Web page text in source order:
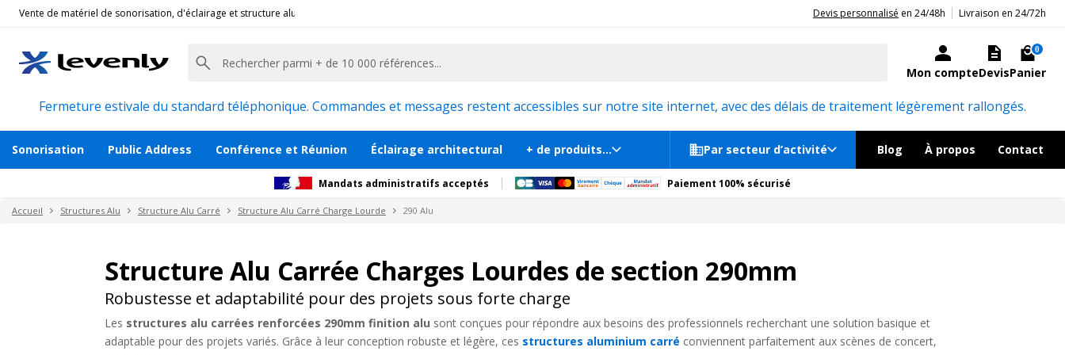
Vente de matériel de sonorisation, d'éclairage et structure alu pour l'évènementiel et la communication, stand exposition, scène, podium et estrade, etc. | 20ans d'expérience aux côtés des professionnels et acteurs publics.
Devis personnalisé en 24/48h Livraison en 24/72h
Mon compteDevisPanier
0
Fermeture estivale du standard téléphonique. Commandes et messages restent accessibles sur notre site internet, avec des délais de traitement légèrement rallongés.
Sonorisation Public Address Conférence et Réunion Éclairage architectural + de produits... Par secteur d’activité Blog À propos Contact
Mandats administratifs acceptés Paiement 100% sécurisé
Accueil Structures Alu Structure Alu Carré Structure Alu Carré Charge Lourde 290 Alu
Structure Alu Carrée Charges Lourdes de section 290mm
Robustesse et adaptabilité pour des projets sous forte charge
Les structures alu carrées renforcées 290mm finition alu sont conçues pour répondre aux besoins des professionnels recherchant une solution basique et
adaptable pour des projets variés. Grâce à leur conception robuste et légère, ces structures aluminium carré conviennent parfaitement aux scènes de concert,